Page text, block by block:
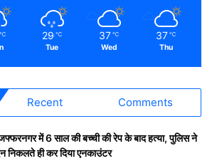
℃ 29 ℃
Tue
37 ℃
Wed
37 ℃
Thu
Recent Comments
में 6 साल की बच्ची की रेप के बाद हत्या, पुलिस ने
निकलते ही कर दिया एनकाउंटर